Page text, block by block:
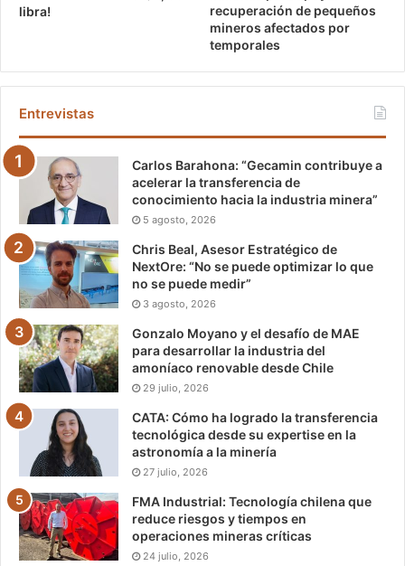
libra!
recuperación de pequeños
mineros afectados por
temporales
Entrevistas
Carlos Barahona: “Gecamin contribuye a
acelerar la transferencia de
conocimiento hacia la industria minera”
5 agosto, 2026
Chris Beal, Asesor Estratégico de
NextOre: “No se puede optimizar lo que
no se puede medir”
3 agosto, 2026
Gonzalo Moyano y el desafío de MAE
para desarrollar la industria del
amoníaco renovable desde Chile
29 julio, 2026
CATA: Cómo ha logrado la transferencia
tecnológica desde su expertise en la
astronomía a la minería
27 julio, 2026
FMA Industrial: Tecnología chilena que
reduce riesgos y tiempos en
operaciones mineras críticas
24 julio, 2026